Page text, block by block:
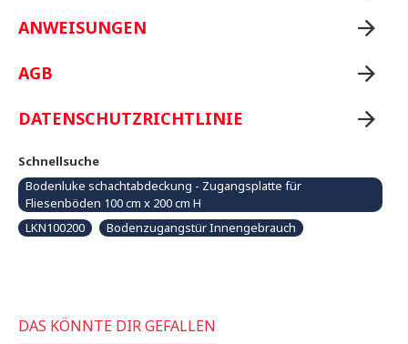
ANWEISUNGEN
AGB
DATENSCHUTZRICHTLINIE
Schnellsuche
Bodenluke schachtabdeckung - Zugangsplatte für
Fliesenböden 100 cm x 200 cm H
LKN100200
Bodenzugangstür Innengebrauch
DAS KÖNNTE DIR GEFALLEN